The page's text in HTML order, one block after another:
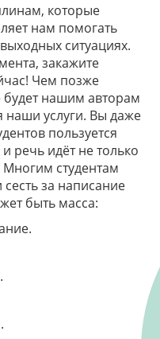
которые
нам помогать
ситуациях.
закажите
Чем позже
будет нашим авторам
наши услуги. Вы даже
пользуется
речь идёт не только
студентам
за написание
быть масса: